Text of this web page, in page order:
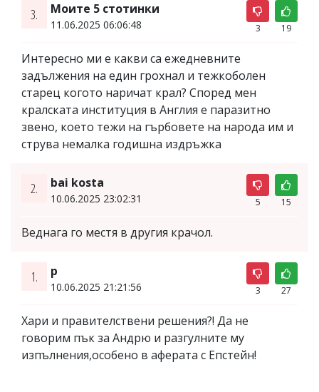
3. Моите 5 стотинки
11.06.2025 06:06:48 3 19
Интересно ми е какви са ежедневните
задължения на един грохнал и тежкоболен
старец когото наричат крал? Според мен
кралската институция в Англия е паразитно
звено, което тежи на гърбовете на народа им и
струва немалка годишна издръжка
2. bai kosta
10.06.2025 23:02:31 5 15
Веднага го местя в другия крачол.
1. p
10.06.2025 21:21:56 3 27
Хари и правителствени решения?! Да не
говорим пък за Андрю и разгулните му
изпълнения,особено в аферата с Епстейн!